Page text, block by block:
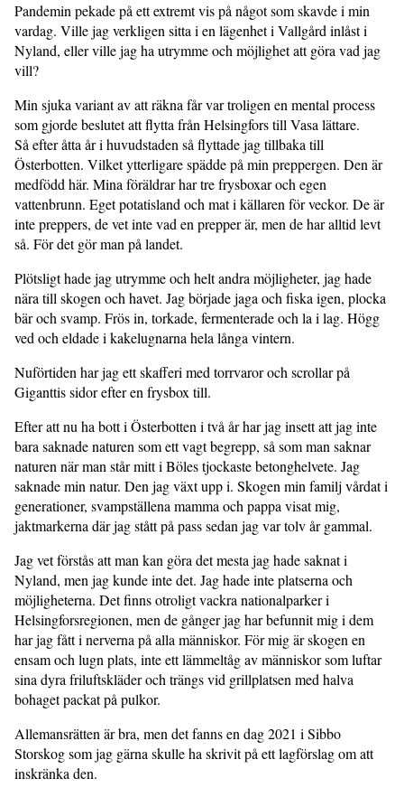
Pandemin pekade på ett extremt vis på något som skavde i min
vardag. Ville jag verkligen sitta i en lägenhet i Vallgård inlåst i
Nyland, eller ville jag ha utrymme och möjlighet att göra vad jag
vill?
Min sjuka variant av att räkna får var troligen en mental process
som gjorde beslutet att flytta från Helsingfors till Vasa lättare.
Så efter åtta år i huvudstaden så flyttade jag tillbaka till
Österbotten. Vilket ytterligare spädde på min preppergen. Den är
medfödd här. Mina föräldrar har tre frysboxar och egen
vattenbrunn. Eget potatisland och mat i källaren för veckor. De är
inte preppers, de vet inte vad en prepper är, men de har alltid levt
så. För det gör man på landet.
Plötsligt hade jag utrymme och helt andra möjligheter, jag hade
nära till skogen och havet. Jag började jaga och fiska igen, plocka
bär och svamp. Frös in, torkade, fermenterade och la i lag. Högg
ved och eldade i kakelugnarna hela långa vintern.
Nuförtiden har jag ett skafferi med torrvaror och scrollar på
Giganttis sidor efter en frysbox till.
Efter att nu ha bott i Österbotten i två år har jag insett att jag inte
bara saknade naturen som ett vagt begrepp, så som man saknar
naturen när man står mitt i Böles tjockaste betonghelvete. Jag
saknade min natur. Den jag växt upp i. Skogen min familj vårdat i
generationer, svampställena mamma och pappa visat mig,
jaktmarkerna där jag stått på pass sedan jag var tolv år gammal.
Jag vet förstås att man kan göra det mesta jag hade saknat i
Nyland, men jag kunde inte det. Jag hade inte platserna och
möjligheterna. Det finns otroligt vackra nationalparker i
Helsingforsregionen, men de gånger jag har befunnit mig i dem
har jag fått i nerverna på alla människor. För mig är skogen en
ensam och lugn plats, inte ett lämmeltåg av människor som luftar
sina dyra friluftskläder och trängs vid grillplatsen med halva
bohaget packat på pulkor.
Allemansrätten är bra, men det fanns en dag 2021 i Sibbo
Storskog som jag gärna skulle ha skrivit på ett lagförslag om att
inskränka den.